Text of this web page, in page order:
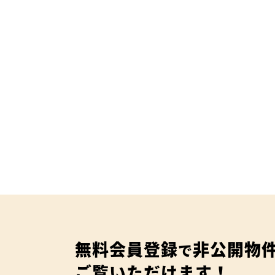
無料会員登録で非公開物